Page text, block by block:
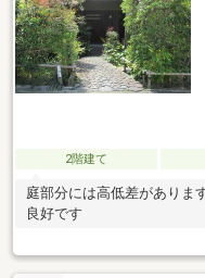
2階建て
庭部分には高低差がありま
良好です